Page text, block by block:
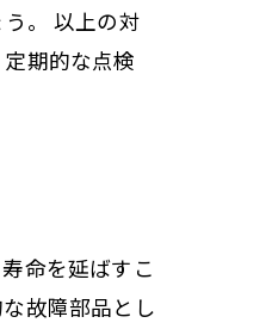
。 以上の対
期的な点検
命を延ばすこ
故障部品とし